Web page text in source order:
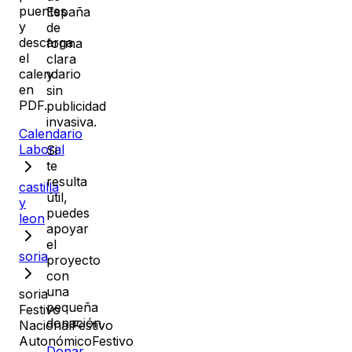
puentes
y
descarga
el
calendario
en
PDF.
Calendario
Laboral
castilla
y
leon
soria
soria
Festivo
NacionalFestivo
AutonómicoFestivo
España
de
forma
clara
y
sin
publicidad
invasiva.
Si
te
resulta
útil,
puedes
apoyar
el
proyecto
con
una
pequeña
donación.